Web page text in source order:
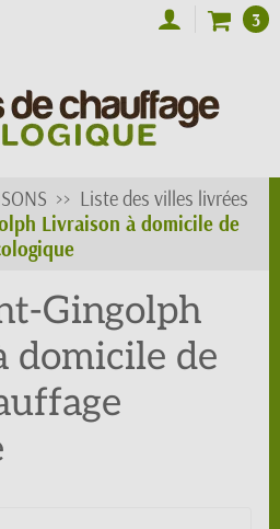
3
Liste des villes livrées
Livraison à domicile de
Gingolph
domicile de